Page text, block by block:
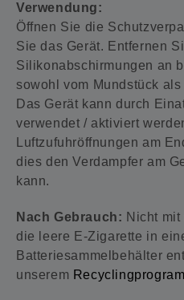
Verwendung:
Öffnen Sie die
Sie das Gerät. Entfernen
Silikonabschirmungen an
sowohl vom Mundstück
Das Gerät kann durch
verwendet / aktiviert
Luftzufuhröffnungen am
dies den Verdampfer am
kann.
Nach Gebrauch: Nicht
die leere E-Zigarette in
Batteriesammelbehälter
unserem